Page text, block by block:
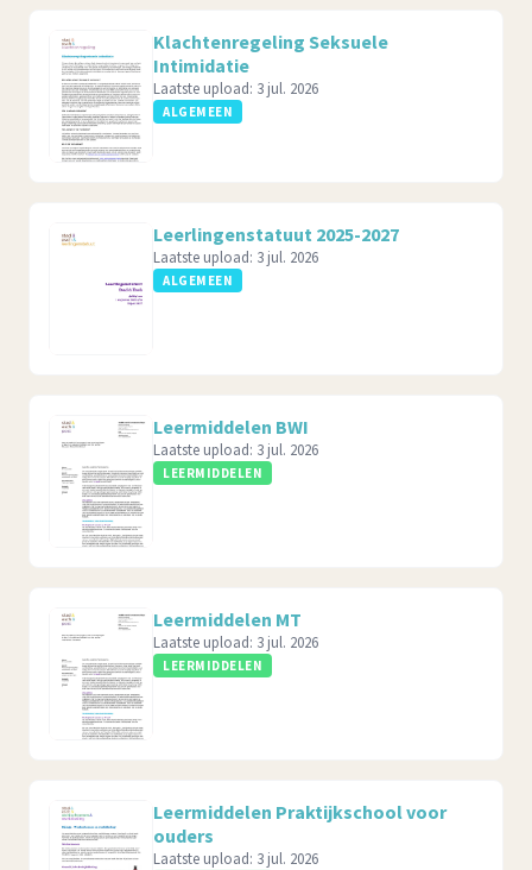
Klachtenregeling Seksuele
Intimidatie
Laatste upload: 3 jul. 2026
ALGEMEEN
Leerlingenstatuut 2025-2027
Laatste upload: 3 jul. 2026
ALGEMEEN
Leermiddelen BWI
Laatste upload: 3 jul. 2026
LEERMIDDELEN
Leermiddelen MT
Laatste upload: 3 jul. 2026
LEERMIDDELEN
Leermiddelen Praktijkschool voor
ouders
Laatste upload: 3 jul. 2026